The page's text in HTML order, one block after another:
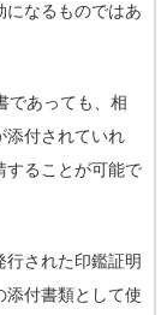
になるものではあ
であっても、相
添付されていれ
することが可能で
された印鑑証明
添付書類として使